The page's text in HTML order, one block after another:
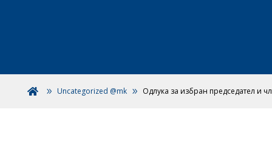
 Uncategorized @mk Одлука за избран председател и